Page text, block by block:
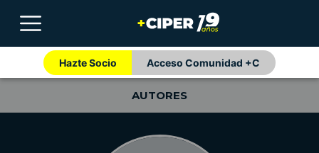
Hazte Socio Acceso Comunidad +C
AUTORES